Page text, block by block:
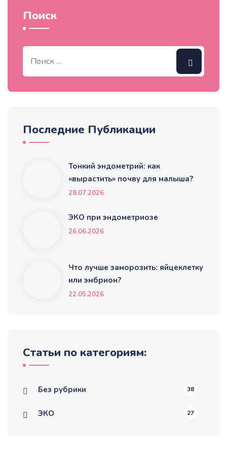
Поиск
Последние Публикации
Тонкий эндометрий: как
«вырастить» почву для малыша?
28.07.2026
ЭКО при эндометриозе
26.06.2026
Что лучше заморозить: яйцеклетку
или эмбрион?
22.05.2026
Статьи по категориям:
Без рубрики 38
ЭКО 27